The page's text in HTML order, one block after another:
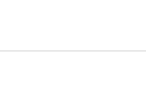
(tekuteな